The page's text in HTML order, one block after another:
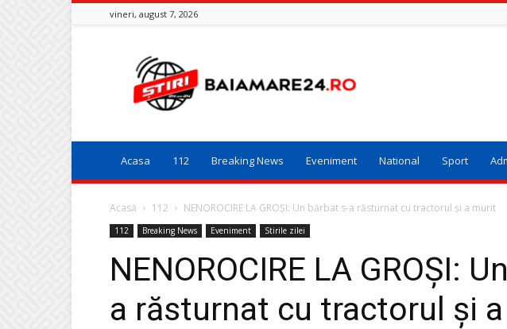
vineri, august 7, 2026
Baia
Mare
24
Acasa 112 Breaking News Eveniment National Sport
Acasă 112 NENOROCIRE LA GROȘI: Un bărbat s-a răsturnat cu tractorul și a murit
112 Breaking News Eveniment Stirile zilei
NENOROCIRE LA GROȘI:
a răsturnat cu tractorul și